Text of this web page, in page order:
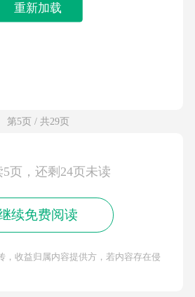
重新加载
第5页 / 共29页
5页，还剩24页未读
续免费阅读
，收益归属内容提供方，若内容存在侵